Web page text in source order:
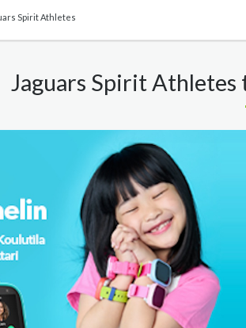
Spirit Athletes
Jaguars Spirit Athletes